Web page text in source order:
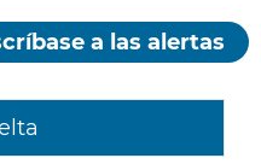
a las alertas